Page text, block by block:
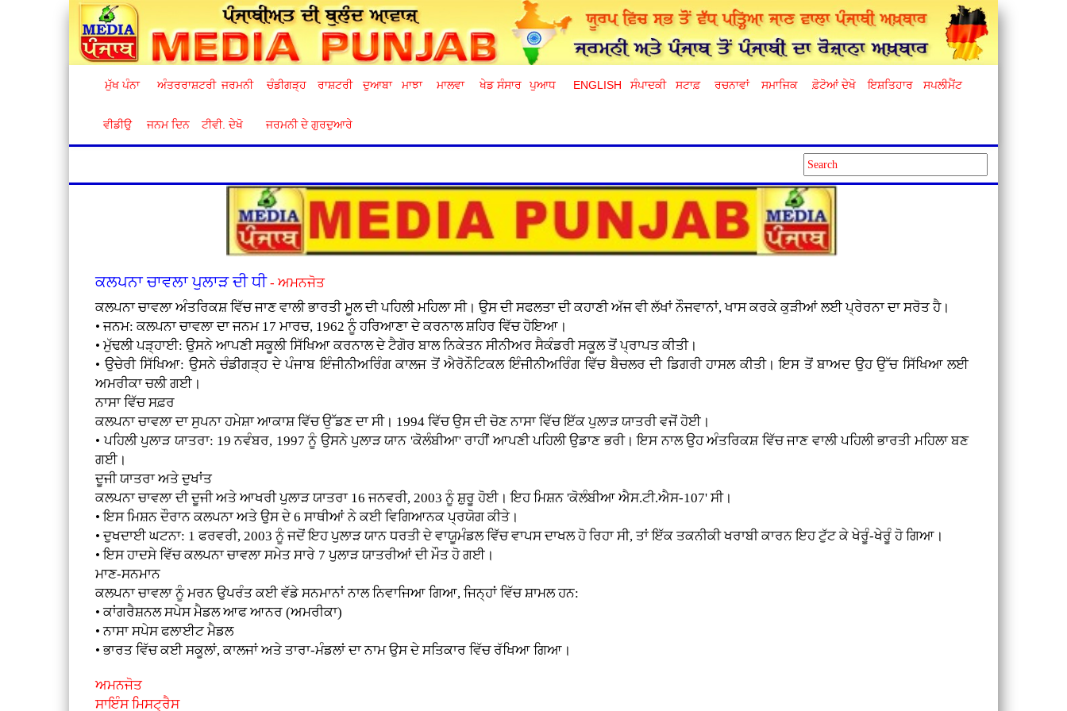
ਮੁੱਖ ਪੰਨਾ ਅੰਤਰਰਾਸ਼ਟਰੀ ਜਰਮਨੀ ਚੰਡੀਗੜ੍ਹ ਰਾਸ਼ਟਰੀ ਦੁਆਬਾ ਮਾਝਾ ਮਾਲਵਾ ਖੇਡ ਸੰਸਾਰ ਪੁਆਧ ENGLISH ਸੰਪਾਦਕੀ ਸਟਾਫ਼ ਰਚਨਾਵਾਂ ਸਮਾਜਿਕ ਫ਼ੋਟੋਆਂ ਦੇਖੋ ਇਸ਼ਤਿਹਾਰ ਸਪਲੀਮੈਂਟ
ਵੀਡੀਉ ਜਨਮ ਦਿਨ ਟੀਵੀ. ਦੇਖੋ ਜਰਮਨੀ ਦੇ ਗੁਰਦੁਆਰੇ
ਕਲਪਨਾ ਚਾਵਲਾ ਪੁਲਾੜ ਦੀ ਧੀ- ਅਮਨਜੋਤ
ਕਲਪਨਾ ਚਾਵਲਾ ਅੰਤਰਿਕਸ਼ ਵਿੱਚ ਜਾਣ ਵਾਲੀ ਭਾਰਤੀ ਮੂਲ ਦੀ ਪਹਿਲੀ ਮਹਿਲਾ ਸੀ। ਉਸ ਦੀ ਸਫਲਤਾ ਦੀ ਕਹਾਣੀ ਅੱਜ ਵੀ ਲੱਖਾਂ ਨੌਜਵਾਨਾਂ, ਖਾਸ ਕਰਕੇ ਕੁੜੀਆਂ ਲਈ ਪ੍ਰੇਰਨਾ ਦਾ ਸਰੋਤ ਹੈ।
• ਜਨਮ: ਕਲਪਨਾ ਚਾਵਲਾ ਦਾ ਜਨਮ 17 ਮਾਰਚ, 1962 ਨੂੰ ਹਰਿਆਣਾ ਦੇ ਕਰਨਾਲ ਸ਼ਹਿਰ ਵਿੱਚ ਹੋਇਆ।
• ਮੁੱਢਲੀ ਪੜ੍ਹਾਈ: ਉਸਨੇ ਆਪਣੀ ਸਕੂਲੀ ਸਿੱਖਿਆ ਕਰਨਾਲ ਦੇ ਟੈਗੋਰ ਬਾਲ ਨਿਕੇਤਨ ਸੀਨੀਅਰ ਸੈਕੰਡਰੀ ਸਕੂਲ ਤੋਂ ਪ੍ਰਾਪਤ ਕੀਤੀ।
• ਉਚੇਰੀ ਸਿੱਖਿਆ: ਉਸਨੇ ਚੰਡੀਗੜ੍ਹ ਦੇ ਪੰਜਾਬ ਇੰਜੀਨੀਅਰਿੰਗ ਕਾਲਜ ਤੋਂ ਐਰੋਨੌਟਿਕਲ ਇੰਜੀਨੀਅਰਿੰਗ ਵਿੱਚ ਬੈਚਲਰ ਦੀ ਡਿਗਰੀ ਹਾਸਲ ਕੀਤੀ। ਇਸ ਤੋਂ ਬਾਅਦ ਉਹ ਉੱਚ ਸਿੱਖਿਆ ਲਈ
ਅਮਰੀਕਾ ਚਲੀ ਗਈ।
ਨਾਸਾ ਵਿੱਚ ਸਫ਼ਰ
ਕਲਪਨਾ ਚਾਵਲਾ ਦਾ ਸੁਪਨਾ ਹਮੇਸ਼ਾ ਆਕਾਸ਼ ਵਿੱਚ ਉੱਡਣ ਦਾ ਸੀ। 1994 ਵਿੱਚ ਉਸ ਦੀ ਚੋਣ ਨਾਸਾ ਵਿੱਚ ਇੱਕ ਪੁਲਾੜ ਯਾਤਰੀ ਵਜੋਂ ਹੋਈ।
• ਪਹਿਲੀ ਪੁਲਾੜ ਯਾਤਰਾ: 19 ਨਵੰਬਰ, 1997 ਨੂੰ ਉਸਨੇ ਪੁਲਾੜ ਯਾਨ 'ਕੋਲੰਬੀਆ' ਰਾਹੀਂ ਆਪਣੀ ਪਹਿਲੀ ਉਡਾਣ ਭਰੀ। ਇਸ ਨਾਲ ਉਹ ਅੰਤਰਿਕਸ਼ ਵਿੱਚ ਜਾਣ ਵਾਲੀ ਪਹਿਲੀ ਭਾਰਤੀ ਮਹਿਲਾ ਬਣ
ਗਈ।
ਦੂਜੀ ਯਾਤਰਾ ਅਤੇ ਦੁਖਾਂਤ
ਕਲਪਨਾ ਚਾਵਲਾ ਦੀ ਦੂਜੀ ਅਤੇ ਆਖਰੀ ਪੁਲਾੜ ਯਾਤਰਾ 16 ਜਨਵਰੀ, 2003 ਨੂੰ ਸ਼ੁਰੂ ਹੋਈ। ਇਹ ਮਿਸ਼ਨ 'ਕੋਲੰਬੀਆ ਐਸ.ਟੀ.ਐਸ-107' ਸੀ।
• ਇਸ ਮਿਸ਼ਨ ਦੌਰਾਨ ਕਲਪਨਾ ਅਤੇ ਉਸ ਦੇ 6 ਸਾਥੀਆਂ ਨੇ ਕਈ ਵਿਗਿਆਨਕ ਪ੍ਰਯੋਗ ਕੀਤੇ।
• ਦੁਖਦਾਈ ਘਟਨਾ: 1 ਫਰਵਰੀ, 2003 ਨੂੰ ਜਦੋਂ ਇਹ ਪੁਲਾੜ ਯਾਨ ਧਰਤੀ ਦੇ ਵਾਯੂਮੰਡਲ ਵਿੱਚ ਵਾਪਸ ਦਾਖਲ ਹੋ ਰਿਹਾ ਸੀ, ਤਾਂ ਇੱਕ ਤਕਨੀਕੀ ਖਰਾਬੀ ਕਾਰਨ ਇਹ ਟੁੱਟ ਕੇ ਖੇਰੂੰ-ਖੇਰੂੰ ਹੋ ਗਿਆ।
• ਇਸ ਹਾਦਸੇ ਵਿੱਚ ਕਲਪਨਾ ਚਾਵਲਾ ਸਮੇਤ ਸਾਰੇ 7 ਪੁਲਾੜ ਯਾਤਰੀਆਂ ਦੀ ਮੌਤ ਹੋ ਗਈ।
ਮਾਣ-ਸਨਮਾਨ
ਕਲਪਨਾ ਚਾਵਲਾ ਨੂੰ ਮਰਨ ਉਪਰੰਤ ਕਈ ਵੱਡੇ ਸਨਮਾਨਾਂ ਨਾਲ ਨਿਵਾਜਿਆ ਗਿਆ, ਜਿਨ੍ਹਾਂ ਵਿੱਚ ਸ਼ਾਮਲ ਹਨ:
• ਕਾਂਗਰੈਸ਼ਨਲ ਸਪੇਸ ਮੈਡਲ ਆਫ ਆਨਰ (ਅਮਰੀਕਾ)
• ਨਾਸਾ ਸਪੇਸ ਫਲਾਈਟ ਮੈਡਲ
• ਭਾਰਤ ਵਿੱਚ ਕਈ ਸਕੂਲਾਂ, ਕਾਲਜਾਂ ਅਤੇ ਤਾਰਾ-ਮੰਡਲਾਂ ਦਾ ਨਾਮ ਉਸ ਦੇ ਸਤਿਕਾਰ ਵਿੱਚ ਰੱਖਿਆ ਗਿਆ।
ਅਮਨਜੋਤ
ਸਾਇੰਸ ਮਿਸਟ੍ਰੈਸ